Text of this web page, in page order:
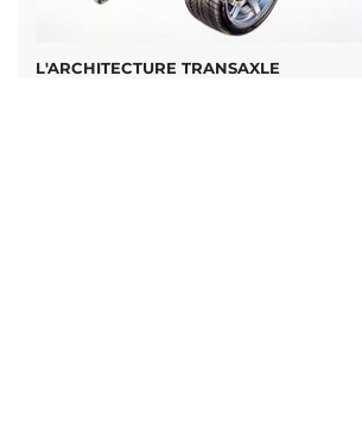
L'ARCHITECTURE TRANSAXLE